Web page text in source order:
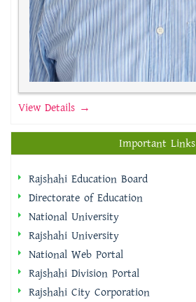
View Details →
Important Links
Rajshahi Education Board
Directorate of Education
National University
Rajshahi University
National Web Portal
Rajshahi Division Portal
Rajshahi City Corporation